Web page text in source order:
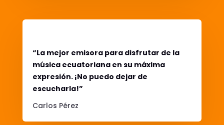
“La mejor emisora para disfrutar de la
música ecuatoriana en su máxima
expresión. ¡No puedo dejar de
escucharla!”
Carlos Pérez